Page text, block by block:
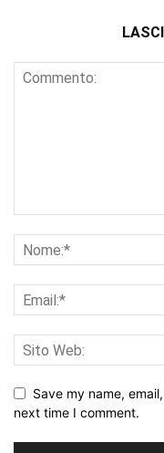
Save my name,
next time I comment.